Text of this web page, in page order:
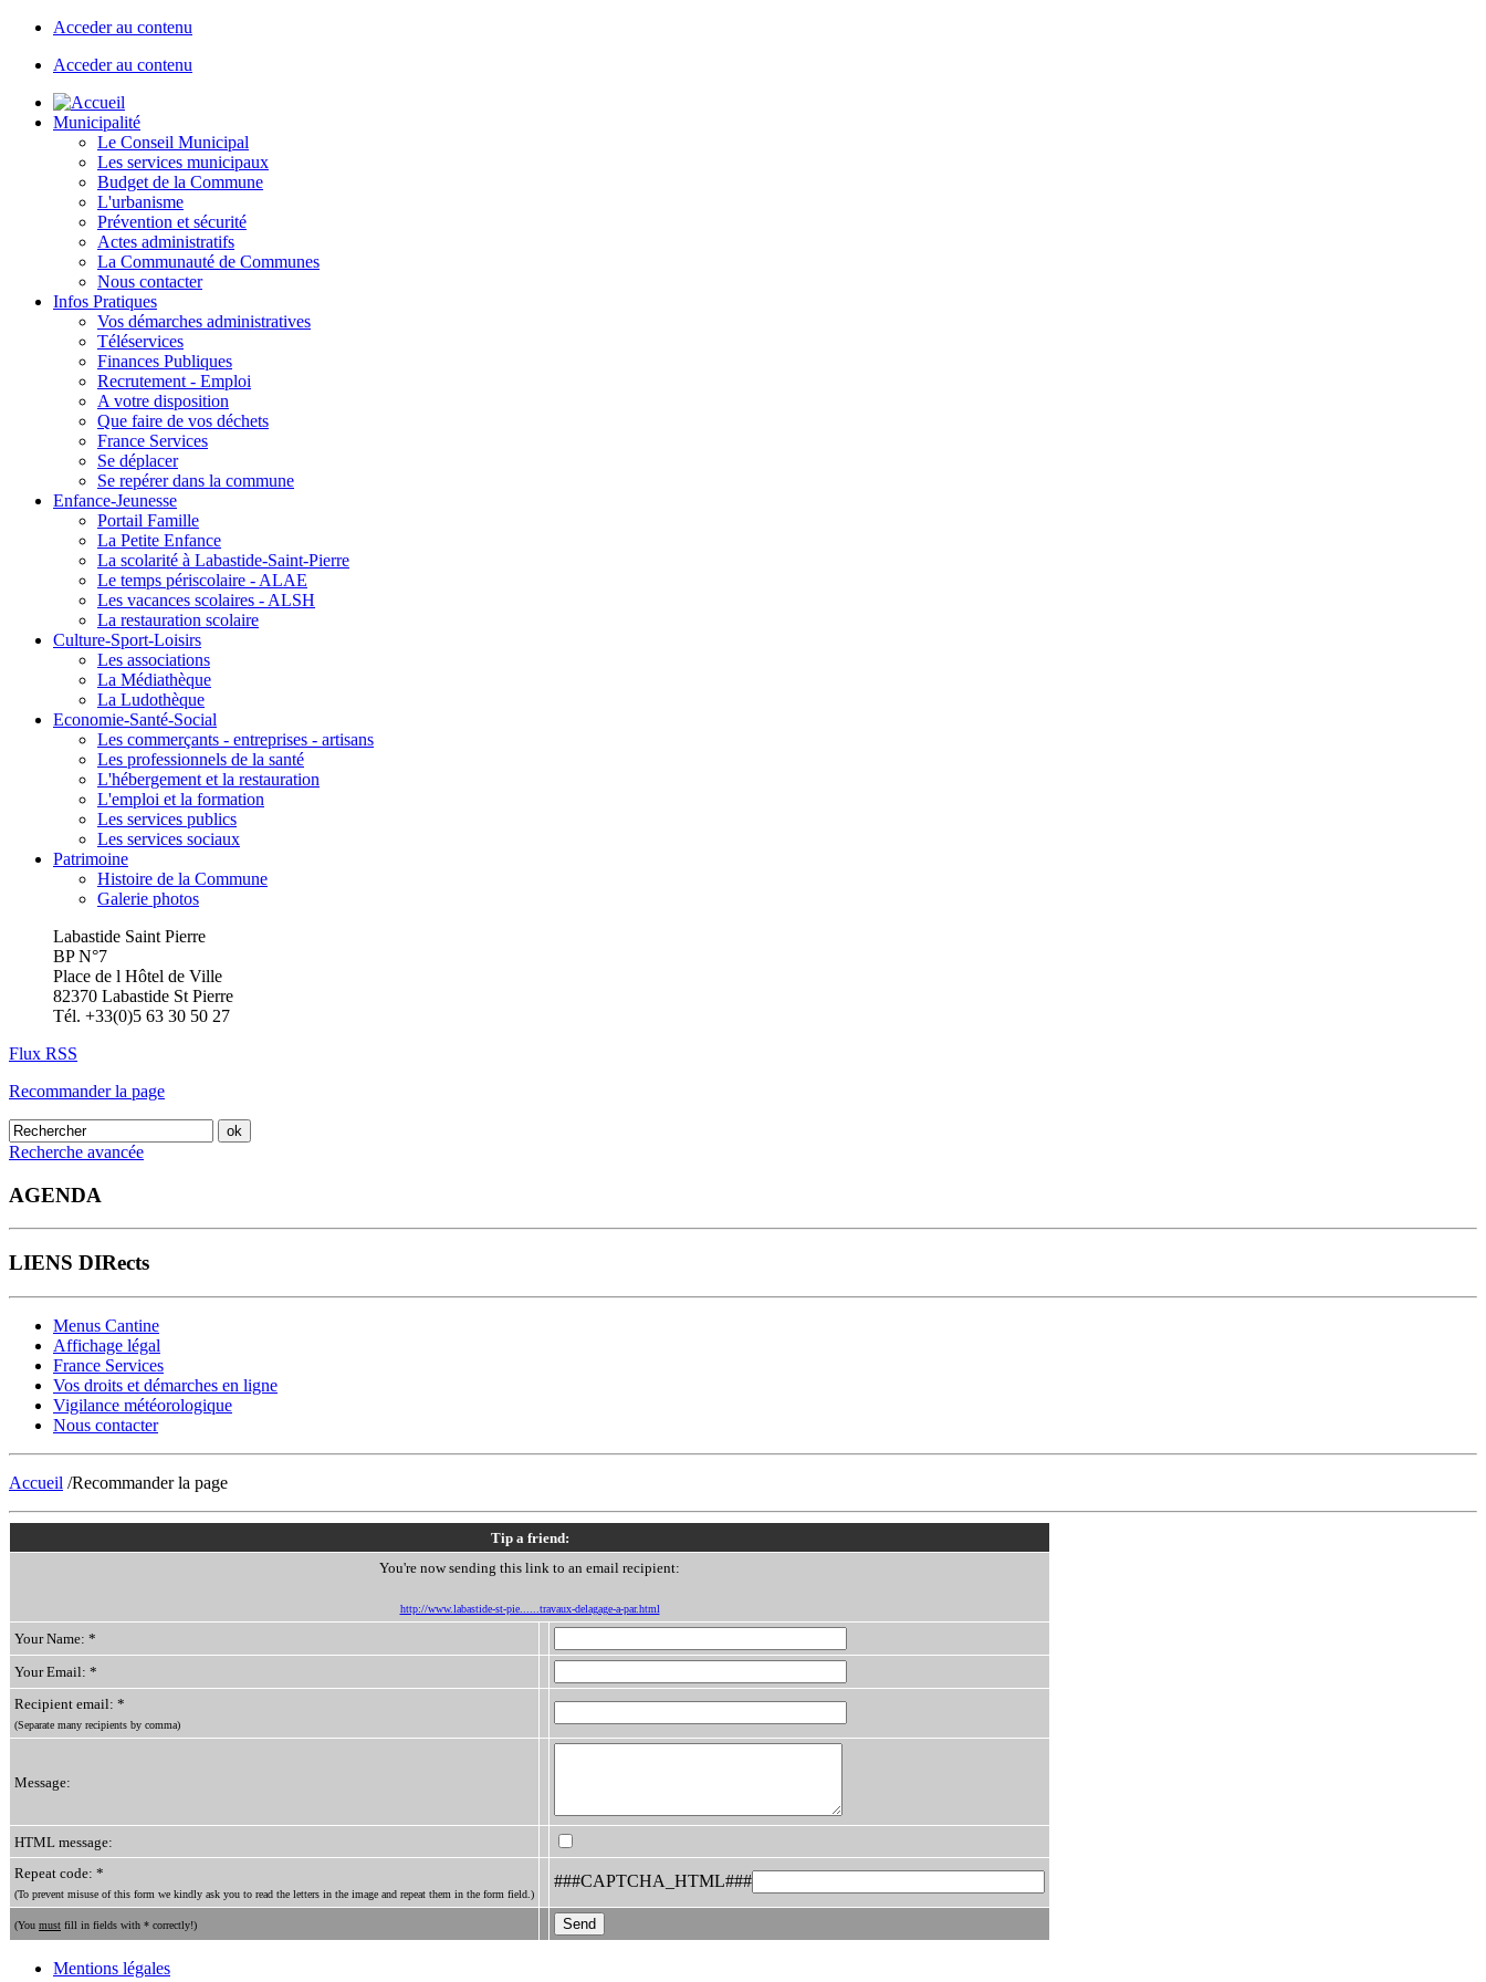
Acceder au contenu
Acceder au contenu
Municipalité
Le Conseil Municipal
Les services municipaux
Budget de la Commune
L'urbanisme
Prévention et sécurité
Actes administratifs
La Communauté de Communes
Nous contacter
Infos Pratiques
Vos démarches administratives
Téléservices
Finances Publiques
Recrutement - Emploi
A votre disposition
Que faire de vos déchets
France Services
Se déplacer
Se repérer dans la commune
Enfance-Jeunesse
Portail Famille
La Petite Enfance
La scolarité à Labastide-Saint-Pierre
Le temps périscolaire - ALAE
Les vacances scolaires - ALSH
La restauration scolaire
Culture-Sport-Loisirs
Les associations
La Médiathèque
La Ludothèque
Economie-Santé-Social
Les commerçants - entreprises - artisans
Les professionnels de la santé
L'hébergement et la restauration
L'emploi et la formation
Les services publics
Les services sociaux
Patrimoine
Histoire de la Commune
Galerie photos
Labastide Saint Pierre
BP N°7
Place de l Hôtel de Ville
82370 Labastide St Pierre
Tél. +33(0)5 63 30 50 27
Flux RSS
Recommander la page
Recherche avancée
AGENDA
LIENS DIRects
Menus Cantine
Affichage légal
France Services
Vos droits et démarches en ligne
Vigilance météorologique
Nous contacter
Accueil /Recommander la page
Tip a friend:
You're now sending this link to an email recipient:
http://www.labastide-st-pie......travaux-delagage-a-par.html
Your Name: *
Your Email: *
Recipient email: *
(Separate many recipients by comma)
Message:
HTML message:
Repeat code: *
(To prevent misuse of this form we kindly ask you to read the letters in the image and repeat them in the form field.)
###CAPTCHA_HTML###
(You must fill in fields with * correctly!)
Mentions légales